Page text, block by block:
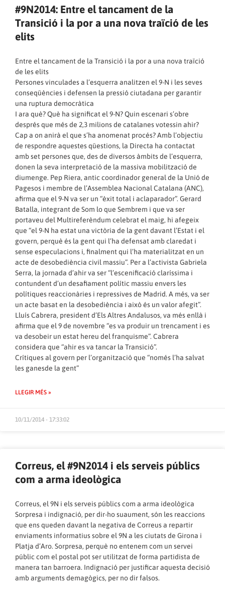
#9N2014: Entre el tancament de la
Transició i la por a una nova traïció de les
elits
Entre el tancament de la Transició i la por a una nova traïció
de les elits
Persones vinculades a l’esquerra analitzen el 9-N i les seves
conseqüències i defensen la pressió ciutadana per garantir
una ruptura democràtica
I ara què? Què ha significat el 9-N? Quin escenari s’obre
després que més de 2,3 milions de catalanes votessin ahir?
Cap a on anirà el que s’ha anomenat procés? Amb l’objectiu
de respondre aquestes qüestions, la Directa ha contactat
amb set persones que, des de diversos àmbits de l’esquerra,
donen la seva interpretació de la massiva mobilització de
diumenge. Pep Riera, antic coordinador general de la Unió de
Pagesos i membre de l’Assemblea Nacional Catalana (ANC),
afirma que el 9-N va ser un “èxit total i aclaparador”. Gerard
Batalla, integrant de Som lo que Sembrem i que va ser
portaveu del Multireferèndum celebrat el maig, hi afegeix
que “el 9-N ha estat una victòria de la gent davant l’Estat i el
govern, perquè és la gent qui l’ha defensat amb claredat i
sense especulacions i, finalment qui l’ha materialitzat en un
acte de desobediència civil massiu”. Per a l’activista Gabriela
Serra, la jornada d’ahir va ser “l’escenificació claríssima i
contundent d’un desafiament polític massiu envers les
polítiques reaccionàries i repressives de Madrid. A més, va ser
un acte basat en la desobediència i això és un valor afegit”.
Lluís Cabrera, president d’Els Altres Andalusos, va més enllà i
afirma que el 9 de novembre “es va produir un trencament i es
va desobeir un estat hereu del franquisme”. Cabrera
considera que “ahir es va tancar la Transició”.
Crítiques al govern per l’organització que “només l’ha salvat
les ganesde la gent”
LLEGIR MÉS »
10/11/2014 - 17:33:02
Correus, el #9N2014 i els serveis públics
com a arma ideològica
Correus, el 9N i els serveis públics com a arma ideològica
Sorpresa i indignació, per dir-ho suaument, són les reaccions
que ens queden davant la negativa de Correus a repartir
enviaments informatius sobre el 9N a les ciutats de Girona i
Platja d’Aro. Sorpresa, perquè no entenem com un servei
públic com el postal pot ser utilitzat de forma partidista de
manera tan barroera. Indignació per justificar aquesta decisió
amb arguments demagògics, per no dir falsos.